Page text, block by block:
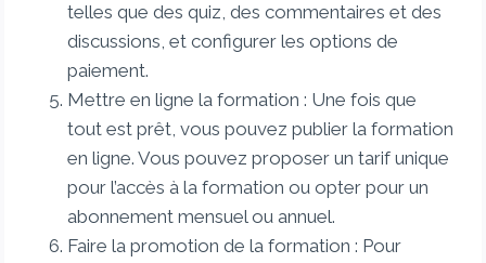
telles que des quiz, des commentaires et des
discussions, et configurer les options de
paiement.
Mettre en ligne la formation : Une fois que
tout est prêt, vous pouvez publier la formation
en ligne. Vous pouvez proposer un tarif unique
pour l’accès à la formation ou opter pour un
abonnement mensuel ou annuel.
Faire la promotion de la formation : Pour